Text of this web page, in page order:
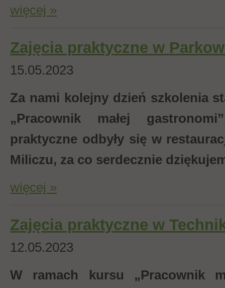
więcej »
Zajęcia praktyczne w
15.05.2023
Za nami kolejny dzień szkolenia
„Pracownik małej
praktyczne odbyły się w
Miliczu, za co serdecznie
więcej »
Zajęcia praktyczne w
12.05.2023
W ramach kursu „Pracownik